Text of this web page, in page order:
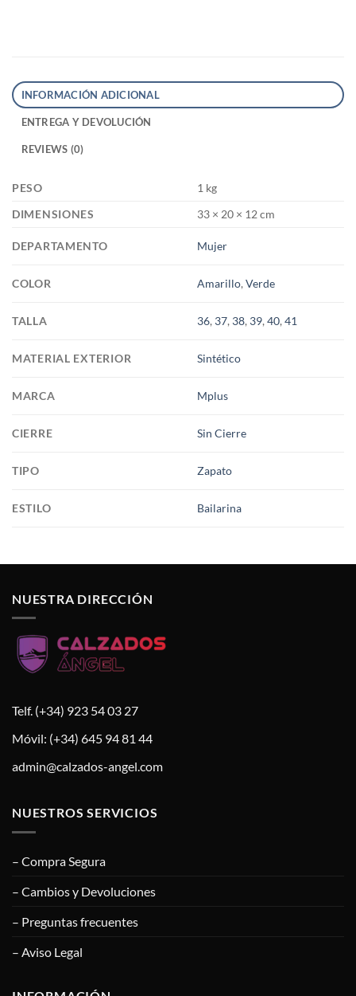
INFORMACIÓN ADICIONAL
ENTREGA Y DEVOLUCIÓN
REVIEWS (0)
PESO
1 kg
DIMENSIONES
33 × 20 × 12 cm
DEPARTAMENTO Mujer
COLOR Amarillo,Verde
TALLA 36, 37, 38, 39,40,41
MATERIAL EXTERIOR Sintético
MARCA Mplus
CIERRE Sin Cierre
TIPO Zapato
ESTILO Bailarina
NUESTRA DIRECCIÓN
Telf. (+34) 923 54 03 27
Móvil: (+34) 645 94 81 44
admin@calzados-angel.com
NUESTROS SERVICIOS
– Compra Segura
– Cambios y Devoluciones
– Preguntas frecuentes
– Aviso Legal